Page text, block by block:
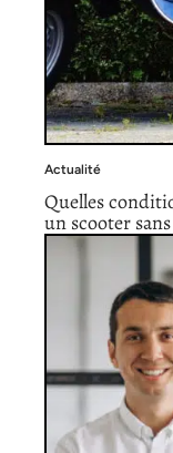
Actualité
Quelles
un scooter